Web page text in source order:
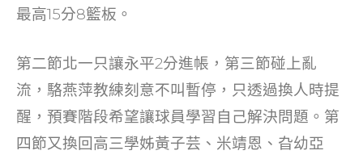
最高15分8籃板。
第二節北一只讓永平2分進帳，第三節碰上亂
流，駱燕萍教練刻意不叫暫停，只透過換人時提
醒，預賽階段希望讓球員學習自己解決問題。第
四節又換回高三學姊黃子芸、米靖恩、旮幼亞